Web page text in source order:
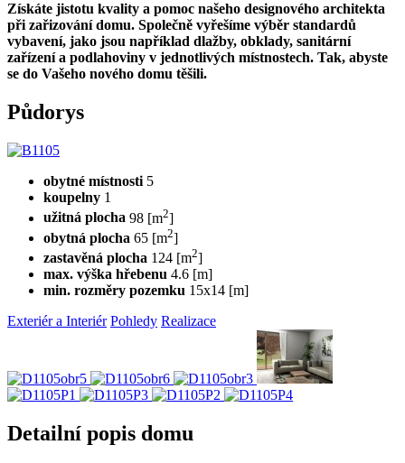
Získáte jistotu kvality a pomoc našeho designového architekta
při zařizování domu. Společně vyřešíme výběr standardů
vybavení, jako jsou například dlažby, obklady, sanitární
zařízení a podlahoviny v jednotlivých místnostech. Tak, abyste
se do Vašeho nového domu těšili.
Půdorys
obytné místnosti 5
koupelny 1
užitná plocha 98 [m2]
obytná plocha 65 [m2]
zastavěná plocha 124 [m2]
max. výška hřebenu 4.6 [m]
min. rozměry pozemku 15x14 [m]
Exteriér a Interiér Pohledy Realizace
Detailní popis domu